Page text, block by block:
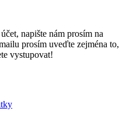
napište nám prosím na
prosím uveďte zejména to,
vystupovat!